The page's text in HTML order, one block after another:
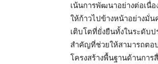
เน้นการพัฒนาอย่างต่อเนื่อ
ให้ก้าวไปข้างหน้าอย่างมั่น
เติบโตที่ยั่งยืนทั้งในระดับ
สำคัญที่ช่วยให้สามารถตอ
โครงสร้างพื้นฐานด้านกา